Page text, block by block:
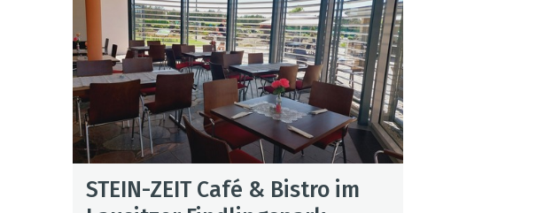
STEIN-ZEIT Café & Bis­tro im